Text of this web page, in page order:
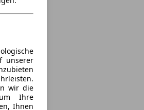
unserer
wir die
Ihre
Ihnen